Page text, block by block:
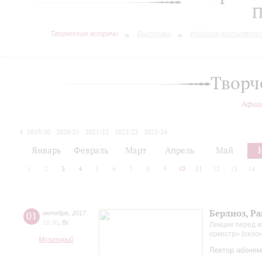
Творческие встречи
2019/20 2020/21 2021/22 2022/23
2023/24
Январь Февраль Март Апрель Май
2 3 4 5 6 7 8 9 10 11 12 13 14
01 октября 2017
18:30 Вс
Музиторий
Берлиоз,
Лекции перед
оркестр»
Лектор